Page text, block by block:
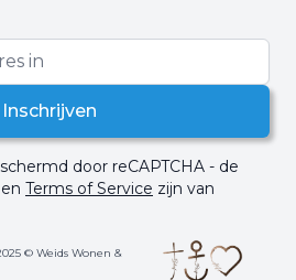
Inschrijven
door reCAPTCHA - de
en Terms of Service zijn van
© Weids Wonen &